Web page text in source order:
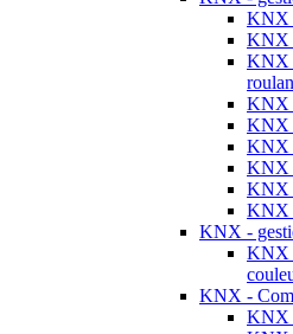
KNX
KNX
KNX
KNX
KNX
KNX
KNX
KNX
KNX
KNX -
KNX
KNX -
KNX